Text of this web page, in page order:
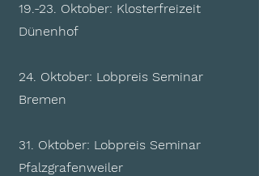
19.-23. Oktober: Klosterfreizeit
Dünenhof
24. Oktober: Lobpreis Seminar
Bremen
31. Oktober: Lobpreis Seminar
Pfalzgrafenweiler